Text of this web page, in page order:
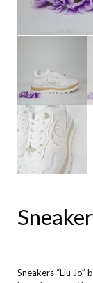
Sneakers “Liu Jo”